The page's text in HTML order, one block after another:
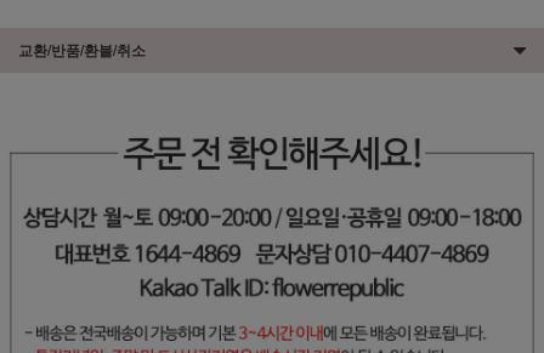
교환/반품/환불/취소